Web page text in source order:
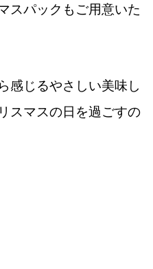
スパックもご用意いた
感じるやさしい美味し
スマスの日を過ごすの